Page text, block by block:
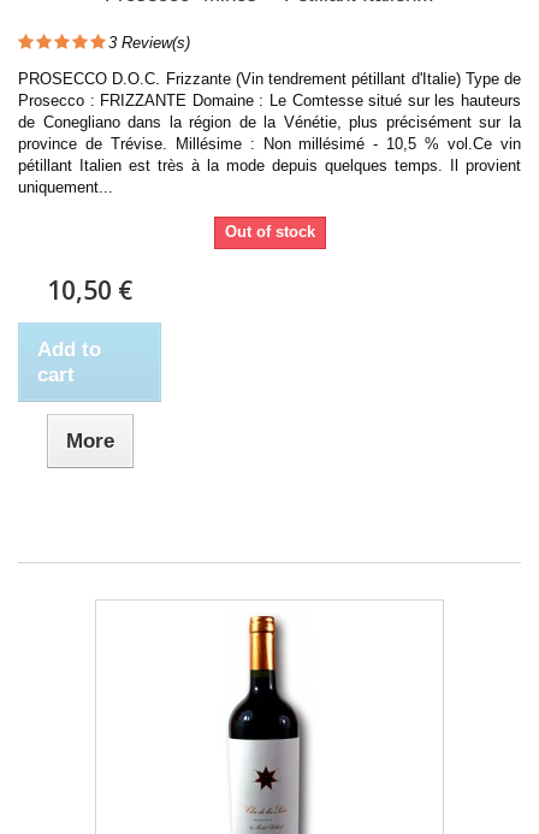
3 Review(s)
PROSECCO D.O.C. Frizzante (Vin tendrement pétillant d'Italie) Type de
Prosecco : FRIZZANTE Domaine : Le Comtesse situé sur les hauteurs
de Conegliano dans la région de la Vénétie, plus précisément sur la
province de Trévise. Millésime : Non millésimé - 10,5 % vol.Ce vin
pétillant Italien est très à la mode depuis quelques temps. Il provient
uniquement...
Out of stock
10,50 €
Add to
cart
More